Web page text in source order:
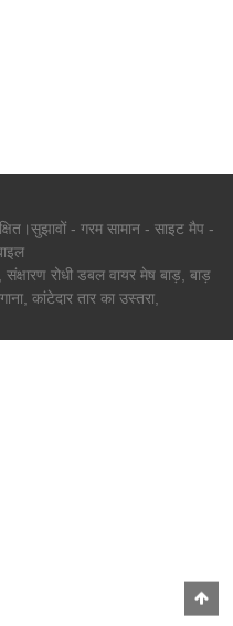
सुझावों - गरम सामान - साइट मैप -
संक्षारण रोधी डबल वायर मेष बाड़, बाड़
, कांटेदार तार का उस्तरा,